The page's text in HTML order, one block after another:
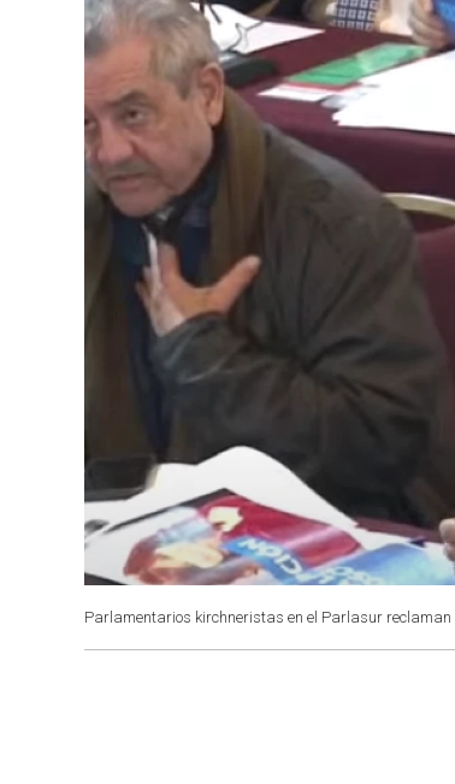
Parlamentarios kirchneristas en el Parlasur